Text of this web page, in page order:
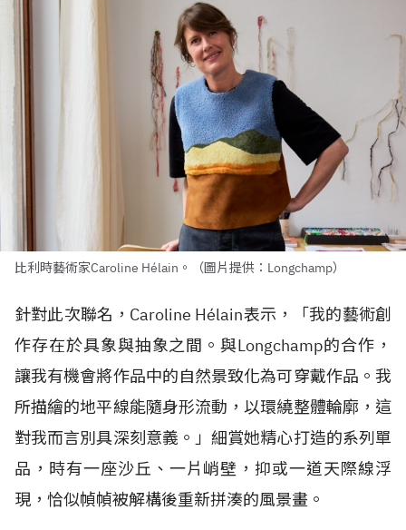
比利時藝術家Caroline Hélain。（圖片提供：Longchamp）
針對此次聯名，Caroline Hélain表示，「我的藝術創
作存在於具象與抽象之間。與Longchamp的合作，
讓我有機會將作品中的自然景致化為可穿戴作品。我
所描繪的地平線能隨身形流動，以環繞整體輪廓，這
對我而言別具深刻意義。」細賞她精心打造的系列單
品，時有一座沙丘、一片峭壁，抑或一道天際線浮
現，恰似幀幀被解構後重新拼湊的風景畫。